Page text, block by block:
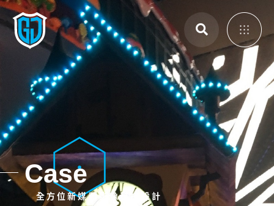
主選單
展覽展示設計
體感互動裝置
3D Mapping
大畫面投影拼接
智能電控膜
Case
全方位新媒體影像科技設計